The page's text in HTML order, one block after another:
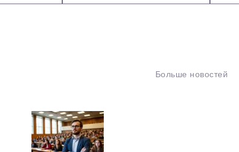
Больше новостей